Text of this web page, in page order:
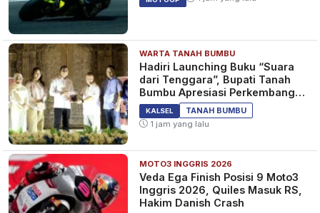
WARTA TANAH BUMBU
Hadiri Launching Buku “Suara
dari Tenggara”, Bupati Tanah
Bumbu Apresiasi Perkembangan
Literasi di Bumi Bersujud
KALSEL
TANAH BUMBU
1 jam yang lalu
MOTO3 INGGRIS 2026
Veda Ega Finish Posisi 9 Moto3
Inggris 2026, Quiles Masuk RS,
Hakim Danish Crash